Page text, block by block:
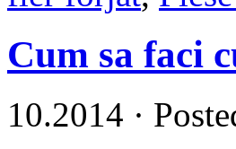
Cum sa faci
10.2014 ·